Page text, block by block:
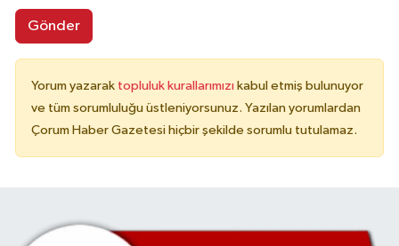
Gönder
Yorum yazarak topluluk kurallarımızı kabul etmiş bulunuyor
ve tüm sorumluluğu üstleniyorsunuz. Yazılan yorumlardan
Çorum Haber Gazetesi hiçbir şekilde sorumlu tutulamaz.